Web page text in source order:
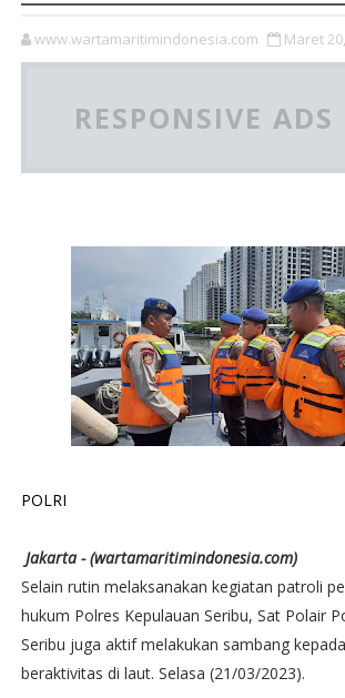
www.wartamaritimindonesia.com Maret
RESPONSIVE ADS
POLRI
Jakarta - (wartamaritimindonesia.com)
Selain rutin melaksanakan kegiatan patroli
hukum Polres Kepulauan Seribu, Sat Polair
Seribu juga aktif melakukan sambang
beraktivitas di laut. Selasa (21/03/2023).